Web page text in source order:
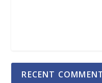
RECENT